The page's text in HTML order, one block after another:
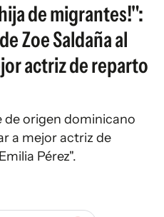
de migrantes!":
Zoe Saldaña al
actriz de reparto
de origen dominicano
a mejor actriz de
Pérez".